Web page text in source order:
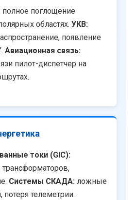
полное поглощение
областях. УКВ:
появление
Авиационная связь:
пилот-диспетчер на
токи (GIC):
Системы СКАДА: ложные
потеря телеметрии.